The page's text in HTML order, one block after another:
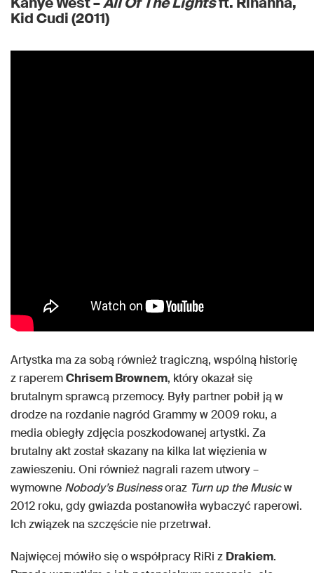
Kid Cudi (2011)
Artystka ma za sobą również tragiczną, wspólną historię
z raperemChrisem Brownem, który okazał się
brutalnym sprawcą przemocy. Były partner pobił ją w
drodze na rozdanie nagród Grammy w 2009 roku, a
media obiegły zdjęcia poszkodowanej artystki. Za
brutalny akt został skazany na kilka lat więzienia w
zawieszeniu. Oni również nagrali razem utwory –
wymowne Nobody’s Businessoraz Turn up the Musicw
2012 roku, gdy gwiazda postanowiła wybaczyć raperowi.
Ich związek na szczęście nie przetrwał.
Najwięcej mówiło się o współpracy RiRi z Drakiem.